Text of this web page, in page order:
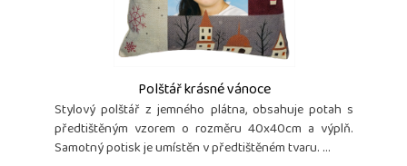
Polštář krásné vánoce
Stylový polštář z jemného plátna, obsahuje potah s
předtištěným vzorem o rozměru 40x40cm a výplň.
Samotný potisk je umístěn v předtištěném tvaru. ...